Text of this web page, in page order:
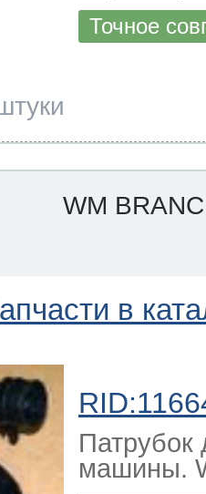
Точное
WM
в
Патрубок
машины.